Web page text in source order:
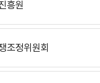
흥원
조정위원회